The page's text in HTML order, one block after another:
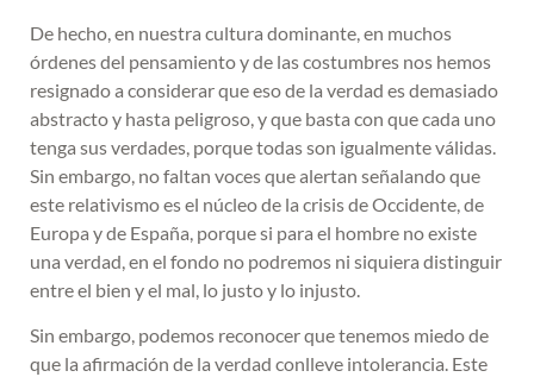
De hecho, en nuestra cultura dominante, en muchos
órdenes del pensamiento y de las costumbres nos hemos
resignado a considerar que eso de la verdad es demasiado
abstracto y hasta peligroso, y que basta con que cada uno
tenga sus verdades, porque todas son igualmente válidas.
Sin embargo, no faltan voces que alertan señalando que
este relativismo es el núcleo de la crisis de Occidente, de
Europa y de España, porque si para el hombre no existe
una verdad, en el fondo no podremos ni siquiera distinguir
entre el bien y el mal, lo justo y lo injusto.
Sin embargo, podemos reconocer que tenemos miedo de
que la afirmación de la verdad conlleve intolerancia. Este